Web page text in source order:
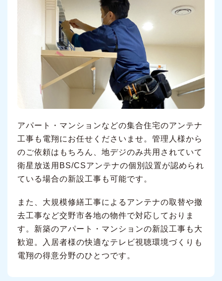
アパート・マンションなどの集合住宅のアンテナ
工事も電翔にお任せくださいませ。管理人様から
のご依頼はもちろん、地デジのみ共用されていて
衛星放送用BS/CSアンテナの個別設置が認められ
ている場合の新設工事も可能です。
また、大規模修繕工事によるアンテナの取替や撤
去工事など交野市各地の物件で対応しておりま
す。新築のアパート・マンションの新設工事も大
歓迎。入居者様の快適なテレビ視聴環境づくりも
電翔の得意分野のひとつです。